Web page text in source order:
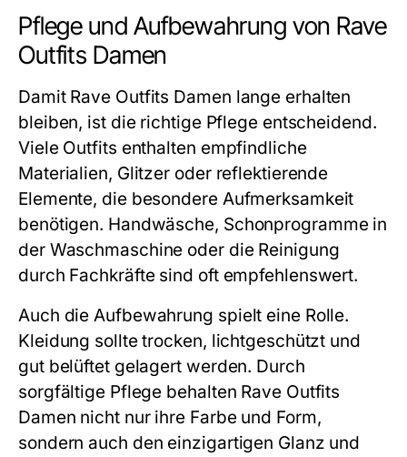
Pflege und Aufbewahrung von Rave
Outfits Damen
Damit Rave Outfits Damen lange erhalten
bleiben, ist die richtige Pflege entscheidend.
Viele Outfits enthalten empfindliche
Materialien, Glitzer oder reflektierende
Elemente, die besondere Aufmerksamkeit
benötigen. Handwäsche, Schonprogramme in
der Waschmaschine oder die Reinigung
durch Fachkräfte sind oft empfehlenswert.
Auch die Aufbewahrung spielt eine Rolle.
Kleidung sollte trocken, lichtgeschützt und
gut belüftet gelagert werden. Durch
sorgfältige Pflege behalten Rave Outfits
Damen nicht nur ihre Farbe und Form,
sondern auch den einzigartigen Glanz und